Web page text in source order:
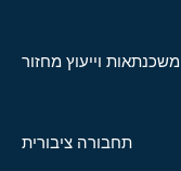
משכנתאות וייעוץ מחזור
תחבורה ציבורית